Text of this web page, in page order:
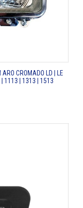
CROMADO LD | LE
| 1113 | 1313 | 1513